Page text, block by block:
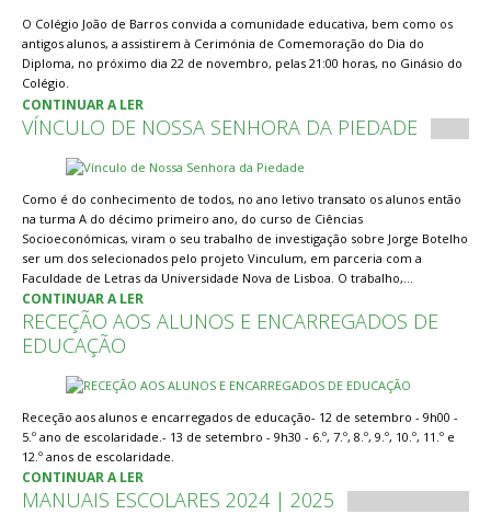
O Colégio João de Barros convida a comunidade educativa, bem como os
antigos alunos, a assistirem à Cerimónia de Comemoração do Dia do
Diploma, no próximo dia 22 de novembro, pelas 21:00 horas, no Ginásio do
Colégio.
CONTINUAR A LER
VÍNCULO DE NOSSA SENHORA DA PIEDADE
Como é do conhecimento de todos, no ano letivo transato os alunos então
na turma A do décimo primeiro ano, do curso de Ciências
Socioeconómicas, viram o seu trabalho de investigação sobre Jorge Botelho
ser um dos selecionados pelo projeto Vinculum, em parceria com a
Faculdade de Letras da Universidade Nova de Lisboa. O trabalho,…
CONTINUAR A LER
RECEÇÃO AOS ALUNOS E ENCARREGADOS DE
EDUCAÇÃO
Receção aos alunos e encarregados de educação- 12 de setembro - 9h00 -
5.º ano de escolaridade.- 13 de setembro - 9h30 - 6.º, 7.º, 8.º, 9.º, 10.º, 11.º e
12.º anos de escolaridade.
CONTINUAR A LER
MANUAIS ESCOLARES 2024 | 2025